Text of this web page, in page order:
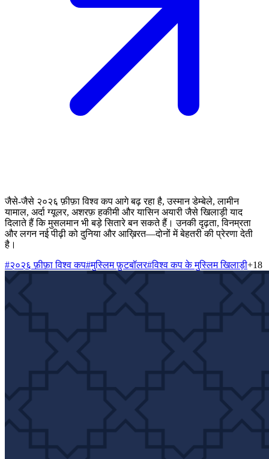
जैसे-जैसे २०२६ फ़ीफ़ा विश्व कप आगे बढ़ रहा है, उस्मान डेम्बेले, लामीन
यामाल, अर्दा ग्यूलर, अशरफ़ हकीमी और यासिन अयारी जैसे खिलाड़ी याद
दिलाते हैं कि मुसलमान भी बड़े सितारे बन सकते हैं। उनकी दृढ़ता, विनम्रता
और लगन नई पीढ़ी को दुनिया और आख़िरत—दोनों में बेहतरी की प्रेरणा देती
है।
#२०२६ फ़ीफ़ा विश्व कप#मुस्लिम फ़ुटबॉलर#विश्व कप के मुस्लिम खिलाड़ी+18